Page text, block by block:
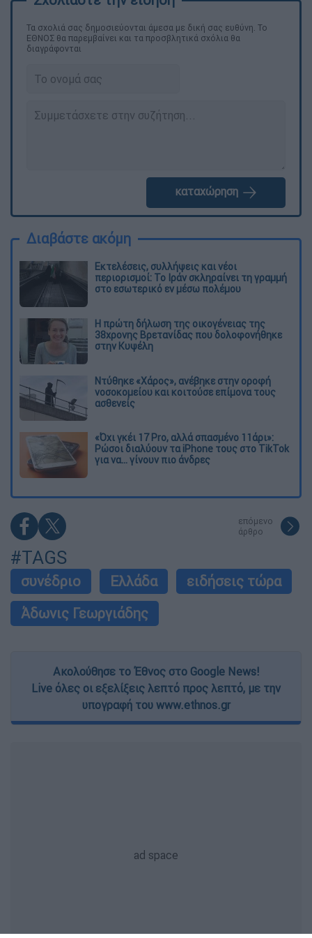
Τα σχολιά σας δημοσιεύονται άμεσα με δική σας ευθύνη. Το
ΕΘΝΟΣ θα παρεμβαίνει και τα προσβλητικά σχόλια θα
διαγράφονται
καταχώρηση
Διαβάστε ακόμη
Εκτελέσεις, συλλήψεις και νέοι
περιορισμοί: Το Ιράν σκληραίνει τη γραμμή
στο εσωτερικό εν μέσω πολέμου
Η πρώτη δήλωση της οικογένειας της
38χρονης Βρετανίδας που δολοφονήθηκε
στην Κυψέλη
Ντύθηκε «Χάρος», ανέβηκε στην οροφή
νοσοκομείου και κοιτούσε επίμονα τους
ασθενείς
«Όχι γκέι 17 Pro, αλλά σπασμένο 11άρι»:
Ρώσοι διαλύουν τα iPhone τους στο TikTok
για να... γίνουν πιο άνδρες
επόμενο
άρθρο
#TAGS
συνέδριο Ελλάδα
ειδήσεις τώρα
Άδωνις Γεωργιάδης
Ακολούθησε το Έθνος στο Google News!
Live όλες οι εξελίξεις λεπτό προς λεπτό, με την
υπογραφή του www.ethnos.gr